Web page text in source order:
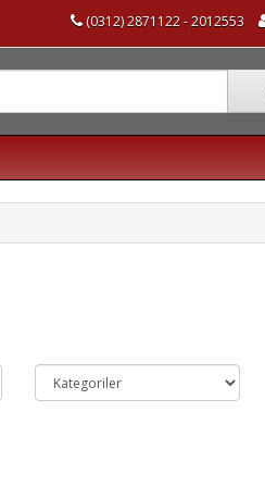
(0312) 2871122 - 2012553